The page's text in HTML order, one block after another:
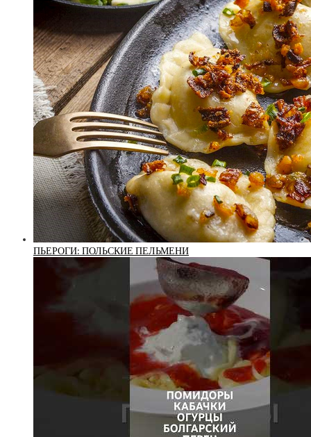
ПЬЕРОГИ: ПОЛЬСКИЕ ПЕЛЬМЕНИ